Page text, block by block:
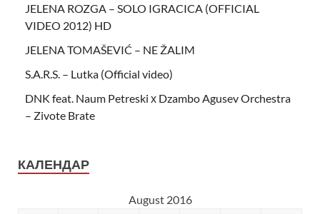
JELENA ROZGA – SOLO IGRACICA (OFFICIAL
VIDEO 2012) HD
JELENA TOMAŠEVIĆ – NE ŽALIM
S.A.R.S. – Lutka (Official video)
DNK feat. Naum Petreski х Dzambo Agusev Orchestra
– Zivote Brate
КАЛЕНДАР
August 2016